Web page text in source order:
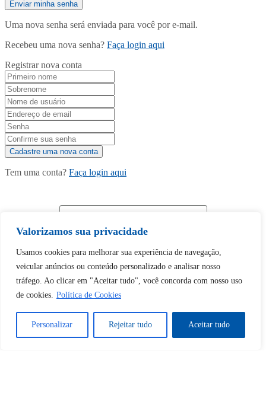
Valorizamos sua privacidade
Usamos cookies para melhorar sua experiência de navegação,
veicular anúncios ou conteúdo personalizado e analisar nosso
tráfego. Ao clicar em "Aceitar tudo", você concorda com nosso uso
de cookies. Política de Cookies
Personalizar Rejeitar tudo Aceitar tudo
Uma nova senha será enviada para você por e-mail.
Recebeu uma nova senha? Faça login aqui
Registrar nova conta
Tem uma conta? Faça login aqui
Tem certeza de que deseja
desbloquear esta publicação?